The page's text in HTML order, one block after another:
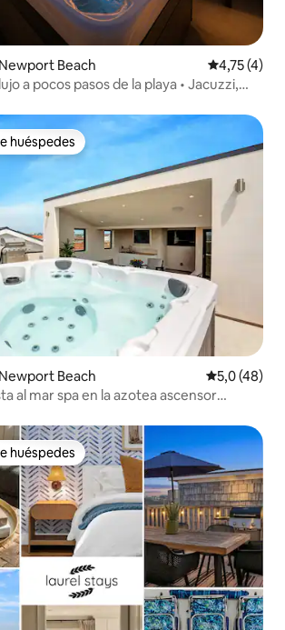
Beach Calificación
4,75 (4)
a pocos pasos de la playa • Jacuzzi,
huéspedes más destacados
huéspedes
Beach Calificación
5,0 (48)
al mar spa en la azotea ascensor
huéspedes más destacados
huéspedes